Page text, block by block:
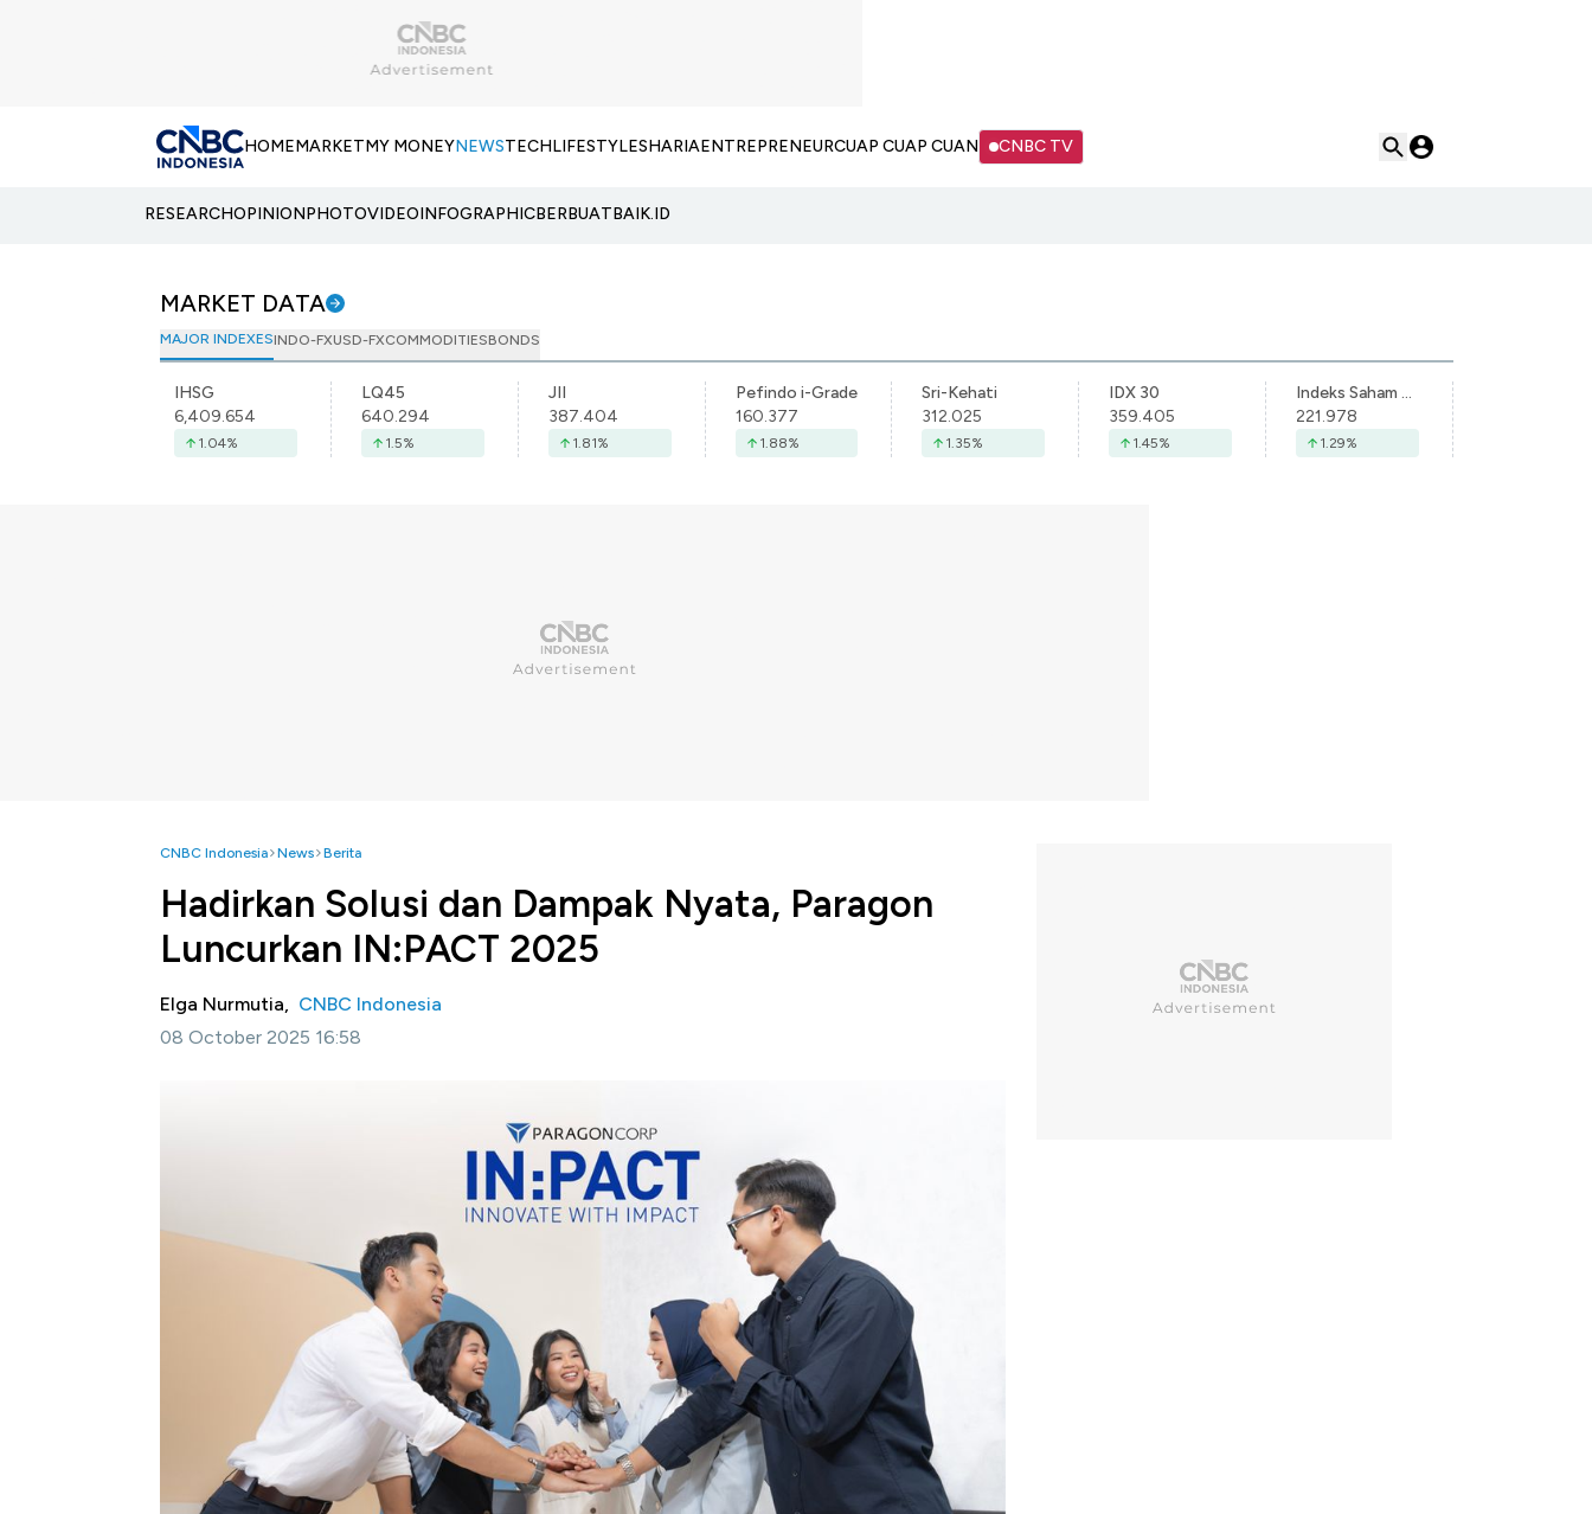
HOMEMARKETMY MONEYNEWSTECHLIFESTYLESHARIAENTREPRENEURCUAP CUAP CUAN CNBC TV
RESEARCHOPINIONPHOTOVIDEOINFOGRAPHICBERBUATBAIK.ID
MARKET DATA
MAJOR INDEXESINDO-FXUSD-FXCOMMODITIESBONDS
IHSG
6,409.654
1.04%
LQ45
640.294
1.5%
JII
387.404
1.81%
Pefindo i-Grade
160.377
1.88%
Sri-Kehati
312.025
1.35%
IDX 30
359.405
1.45%
Indeks Saham Syariah Indonesia
221.978
1.29%
CNBC Indonesia News Berita
Hadirkan Solusi dan Dampak Nyata, Paragon
Luncurkan IN:PACT 2025
Elga Nurmutia, CNBC Indonesia
08 October 2025 16:58